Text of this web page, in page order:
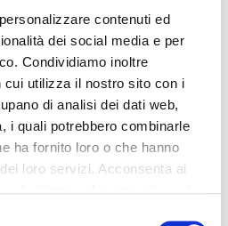
contenuti ed
dei social media e per
Condividiamo inoltre
cui utilizza il nostro sito con i
di analisi dei dati web,
i quali potrebbero combinarle
ha fornito loro o che hanno
loro servizi. Acconsenta ai